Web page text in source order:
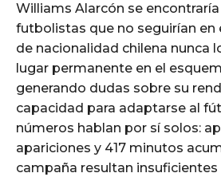
Williams Alarcón se
futbolistas que no seguirían en
de nacionalidad chilena nunca
lugar permanente en el
generando dudas sobre su
capacidad para adaptarse al
números hablan por sí solos:
apariciones y 417 minutos
campaña resultan insuficientes